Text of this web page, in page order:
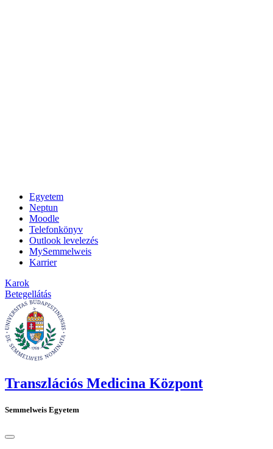
Egyetem
Neptun
Moodle
Telefonkönyv
Outlook levelezés
MySemmelweis
Karrier
Karok
Betegellátás
Transzlációs Medicina Központ
Semmelweis Egyetem